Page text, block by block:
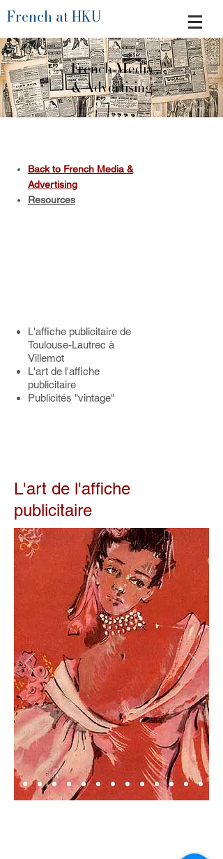
French at HKU
French Media
& Advertising
Back to French Media &
Advertising
Resources
L'affiche publicitaire de
Toulouse-Lautrec à
Villemot
L'art de l'affiche
publicitaire
Publicités "vintage"
L'art de l'affiche
publicitaire